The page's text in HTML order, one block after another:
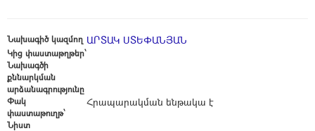
Նախագիծ կազմող ԱՐՏԱԿ ՍՏԵՓԱՆՅԱՆ
Կից փաստաթղթեր՝
Նախագծի
քննարկման
արձանագրությունը
Փակ
փաստաթուղթ՝
Հրապարակման ենթակա է
Նիստ